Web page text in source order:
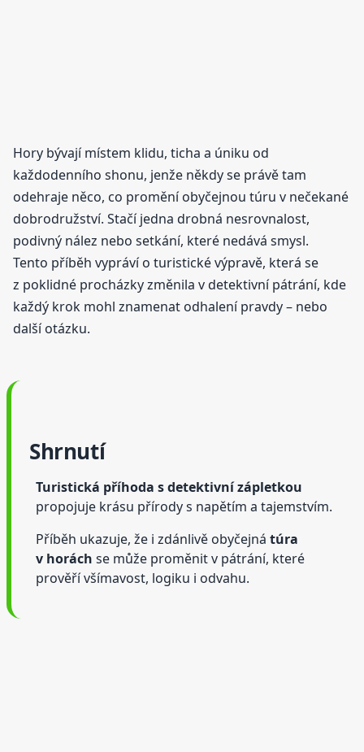
Hory bývají místem klidu, ticha a úniku od
každodenního shonu, jenže někdy se právě tam
odehraje něco, co promění obyčejnou túru v nečekané
dobrodružství. Stačí jedna drobná nesrovnalost,
podivný nález nebo setkání, které nedává smysl.
Tento příběh vypráví o turistické výpravě, která se
z poklidné procházky změnila v detektivní pátrání, kde
každý krok mohl znamenat odhalení pravdy – nebo
další otázku.
Shrnutí
Turistická příhoda s detektivní zápletkou
propojuje krásu přírody s napětím a tajemstvím.
Příběh ukazuje, že i zdánlivě obyčejná túra
v horách se může proměnit v pátrání, které
prověří všímavost, logiku i odvahu.